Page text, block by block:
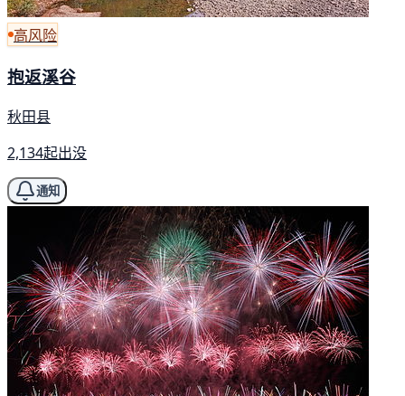
高风险
抱返溪谷
秋田县
2,134起出没
通知